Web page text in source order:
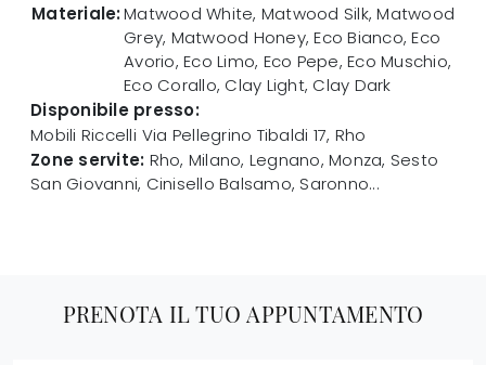
Materiale:Matwood White, Matwood Silk, Matwood
Grey, Matwood Honey, Eco Bianco, Eco
Avorio, Eco Limo, Eco Pepe, Eco Muschio,
Eco Corallo, Clay Light, Clay Dark
Disponibile presso:
Mobili Riccelli Via Pellegrino Tibaldi 17, Rho
Zone servite: Rho, Milano, Legnano, Monza, Sesto
San Giovanni, Cinisello Balsamo, Saronno...
PRENOTA IL TUO APPUNTAMENTO